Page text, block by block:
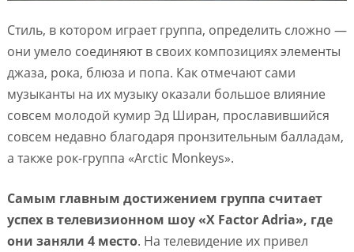
Стиль, в котором играет группа, определить сложно —
они умело соединяют в своих композициях элементы
джаза, рока, блюза и попа. Как отмечают сами
музыканты на их музыку оказали большое влияние
совсем молодой кумир Эд Ширан, прославившийся
совсем недавно благодаря пронзительным балладам,
а также рок-группа «Arctic Monkeys».
Самым главным достижением группа считает
успех в телевизионном шоу «X Factor Adria», где
они заняли 4 место. На телевидение их привел